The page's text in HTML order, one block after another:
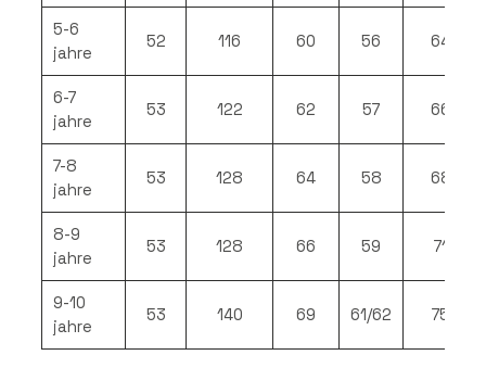
5-6
jahre
52 116 60 56 64
6-7
jahre
53 122 62 57 66
7-8
jahre
53 128 64 58 68
8-9
jahre
53 128 66 59 71
9-10
jahre
53 140 69 61/62 75